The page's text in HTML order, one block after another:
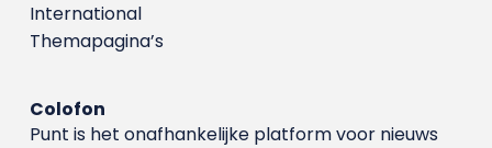
International
Themapagina’s
Colofon
Punt is het onafhankelijke platform voor nieuws